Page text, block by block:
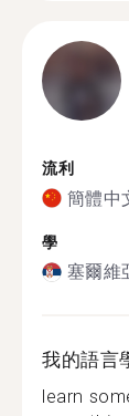
流利
簡體中
學
塞爾維
我的語言
learn